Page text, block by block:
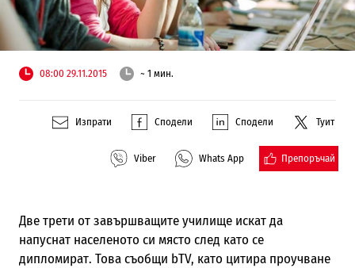
08:00 29.11.2015 ~ 1 мин.
Изпрати Сподели Сподели Туит
Viber Whats App Препоръчай
Две трети от завършващите училище искат да
напуснат населеното си място след като се
дипломират. Това съобщи bTV, като цитира проучване